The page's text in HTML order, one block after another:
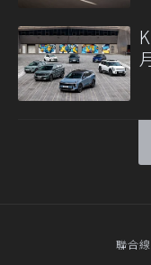
聯合